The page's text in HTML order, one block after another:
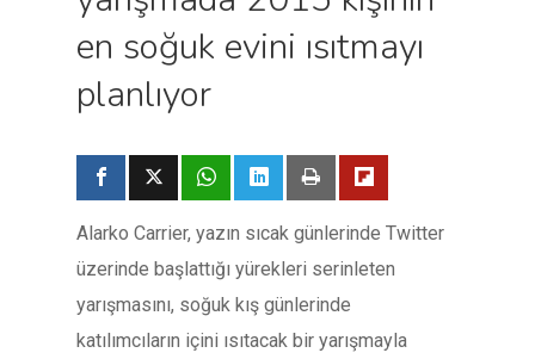
en soğuk evini ısıtmayı
planlıyor
Alarko Carrier, yazın sıcak günlerinde Twitter
üzerinde başlattığı yürekleri serinleten
yarışmasını, soğuk kış günlerinde
katılımcıların içini ısıtacak bir yarışmayla